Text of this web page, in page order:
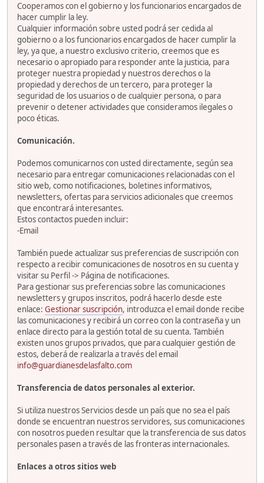
Cooperamos con el gobierno y los funcionarios encargados de
hacer cumplir la ley.
Cualquier información sobre usted podrá ser cedida al
gobierno o a los funcionarios encargados de hacer cumplir la
ley, ya que, a nuestro exclusivo criterio, creemos que es
necesario o apropiado para responder ante la justicia, para
proteger nuestra propiedad y nuestros derechos o la
propiedad y derechos de un tercero, para proteger la
seguridad de los usuarios o de cualquier persona, o para
prevenir o detener actividades que consideramos ilegales o
poco éticas.
Comunicación.
Podemos comunicarnos con usted directamente, según sea
necesario para entregar comunicaciones relacionadas con el
sitio web, como notificaciones, boletines informativos,
newsletters, ofertas para servicios adicionales que creemos
que encontrará interesantes.
Estos contactos pueden incluir:
-Email
También puede actualizar sus preferencias de suscripción con
respecto a recibir comunicaciones de nosotros en su cuenta y
visitar su Perfil -> Página de notificaciones.
Para gestionar sus preferencias sobre las comunicaciones
newsletters y grupos inscritos, podrá hacerlo desde este
enlace: Gestionar suscripción, introduzca el email donde recibe
las comunicaciones y recibirá un correo con la contraseña y un
enlace directo para la gestión total de su cuenta. También
existen unos grupos privados, que para cualquier gestión de
estos, deberá de realizarla a través del email
info@guardianesdelasfalto.com
Transferencia de datos personales al exterior.
Si utiliza nuestros Servicios desde un país que no sea el país
donde se encuentran nuestros servidores, sus comunicaciones
con nosotros pueden resultar que la transferencia de sus datos
personales pasen a través de las fronteras internacionales.
Enlaces a otros sitios web